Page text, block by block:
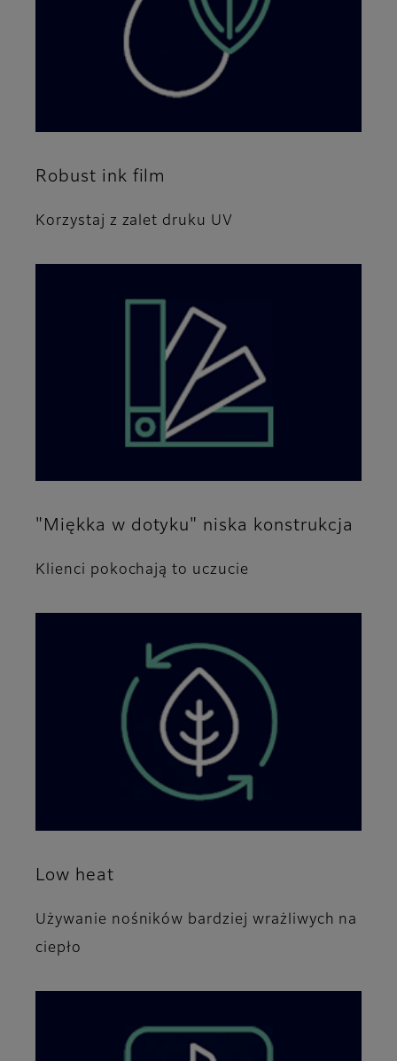
Robust ink film
Korzystaj z zalet druku UV
"Miękka w dotyku" niska konstrukcja
Klienci pokochają to uczucie
Low heat
Używanie nośników bardziej wrażliwych na
ciepło